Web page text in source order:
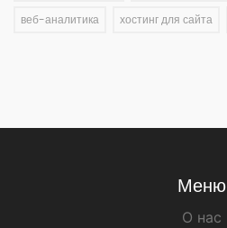
веб-аналитика хостинг для сайта
Меню
О нас